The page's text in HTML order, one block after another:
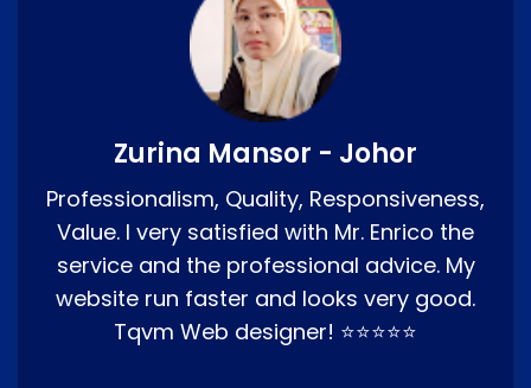
Zurina Mansor - Johor
Professionalism, Quality, Responsiveness,
Value. I very satisfied with Mr. Enrico the
service and the professional advice. My
website run faster and looks very good.
Tqvm Web designer! ⭐⭐⭐⭐⭐